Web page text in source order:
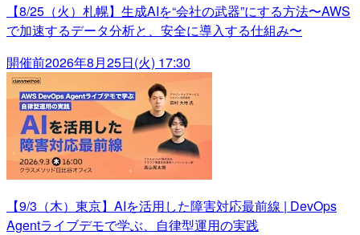
【8/25（火）札幌】生成AIを“会社の武器”にする方法〜AWS
で加速するデータ分析と、安全に導入する仕組み〜
開催前2026年8月25日(火) 17:30
【9/3（木）東京】AIを活用した障害対応最前線 | DevOps
Agentライブデモで学ぶ、自律型運用の実践